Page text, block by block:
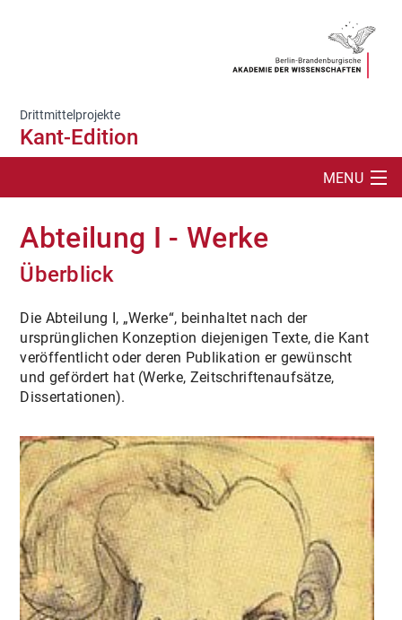
Drittmittelprojekte
Kant-Edition
MENU
PROJEKT
ONLINE-AUFTRITTE
WERKE
AKADEMIEAUSGABE
Abteilung I - Werke
Überblick
Die Abteilung I, „Werke“, beinhaltet nach der
ursprünglichen Konzeption diejenigen Texte, die Kant
veröffentlicht oder deren Publikation er gewünscht
und gefördert hat (Werke, Zeitschriftenaufsätze,
Dissertationen).